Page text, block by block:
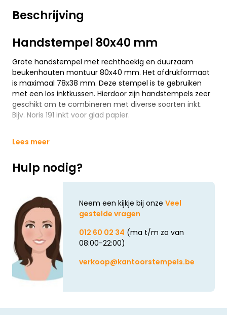
Beschrijving
Handstempel 80x40 mm
Grote handstempel met rechthoekig en duurzaam
beukenhouten montuur 80x40 mm. Het afdrukformaat
is maximaal 78x38 mm. Deze stempel is te gebruiken
met een los inktkussen. Hierdoor zijn handstempels zeer
geschikt om te combineren met diverse soorten inkt.
Bijv. Noris 191 inkt voor glad papier.
Lees meer
Hulp nodig?
Neem een kijkje bij onze Veel
gestelde vragen
012 60 02 34 (ma t/m zo van
08:00-22:00)
verkoop@kantoorstempels.be